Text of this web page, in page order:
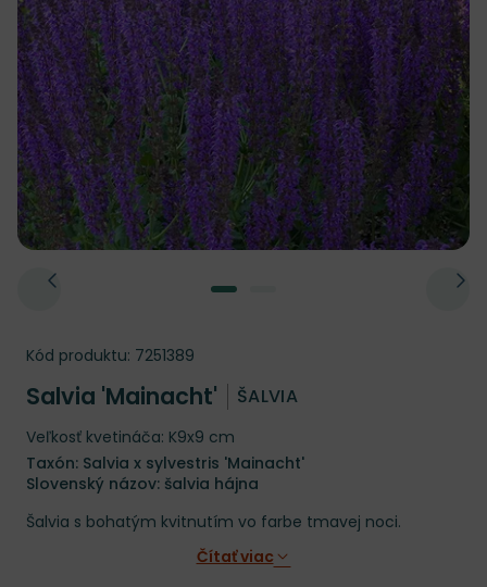
Kód produktu: 7251389
Salvia 'Mainacht' ŠALVIA
Veľkosť kvetináča: K9x9 cm
Taxón: Salvia x sylvestris 'Mainacht'
Slovenský názov: šalvia hájna
Šalvia s bohatým kvitnutím vo farbe tmavej noci.
Čítať viac